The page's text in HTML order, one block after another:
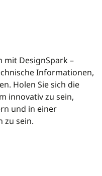
mit DesignSpark –
Informationen,
Holen Sie sich die
innovativ zu sein,
und in einer
zu sein.